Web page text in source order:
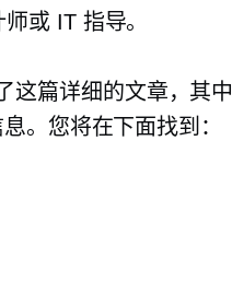
或 IT 指导。
这篇详细的文章，其
。您将在下面找到：